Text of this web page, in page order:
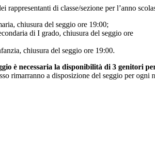
rappresentanti di classe/sezione per l’anno
chiusura del seggio ore 19:00;
di I grado, chiusura del seggio ore
chiusura del seggio ore 19:00.
è necessaria la disponibilità di 3 genitori
rimarranno a disposizione del seggio per ogni